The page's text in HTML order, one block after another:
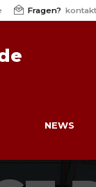
Fragen?
NEWS